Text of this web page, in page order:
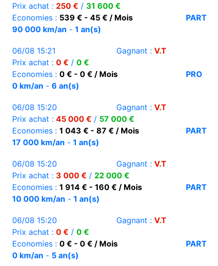
Prix achat : 250 € / 31 600 €
Economies : 539 € - 45 € / Mois
PART
90 000 km/an - 1 an(s)
06/08 15:21 Gagnant : V.T
Prix achat : 0 € / 0 €
Economies : 0 € - 0 € / Mois
PRO
0 km/an - 6 an(s)
06/08 15:20 Gagnant : V.T
Prix achat : 45 000 € / 57 000 €
Economies : 1 043 € - 87 € / Mois
PART
17 000 km/an - 1 an(s)
06/08 15:20 Gagnant : V.T
Prix achat : 3 000 € / 22 000 €
Economies : 1 914 € - 160 € / Mois
PART
10 000 km/an - 1 an(s)
06/08 15:20 Gagnant : V.T
Prix achat : 0 € / 0 €
Economies : 0 € - 0 € / Mois
PART
0 km/an - 5 an(s)